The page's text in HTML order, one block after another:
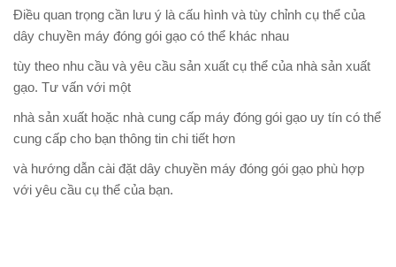
Điều quan trọng cần lưu ý là cấu hình và tùy chỉnh cụ thể của
dây chuyền máy đóng gói gạo có thể khác nhau
tùy theo nhu cầu và yêu cầu sản xuất cụ thể của nhà sản xuất
gạo. Tư vấn với một
nhà sản xuất hoặc nhà cung cấp máy đóng gói gạo uy tín có thể
cung cấp cho bạn thông tin chi tiết hơn
và hướng dẫn cài đặt dây chuyền máy đóng gói gạo phù hợp
với yêu cầu cụ thể của bạn.